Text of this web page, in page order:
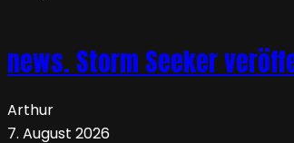
news. Storm Seeker
Arthur
7. August 2026